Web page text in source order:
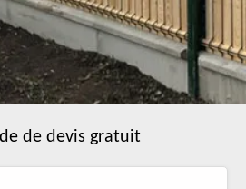
de devis gratuit